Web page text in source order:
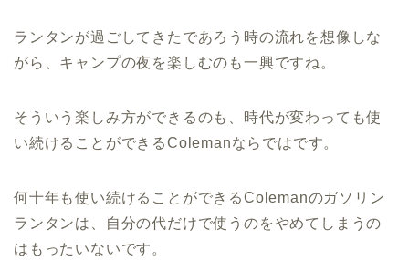
ランタンが過ごしてきたであろう時の流れを想像しな
がら、キャンプの夜を楽しむのも一興ですね。
そういう楽しみ方ができるのも、時代が変わっても使
い続けることができるColemanならではです。
何十年も使い続けることができるColemanのガソリン
ランタンは、自分の代だけで使うのをやめてしまうの
はもったいないです。